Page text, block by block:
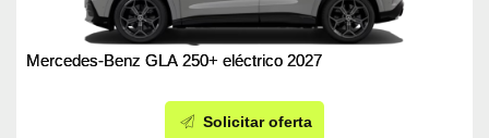
Mercedes-Benz GLA 250+ eléctrico 2027
Solicitar oferta